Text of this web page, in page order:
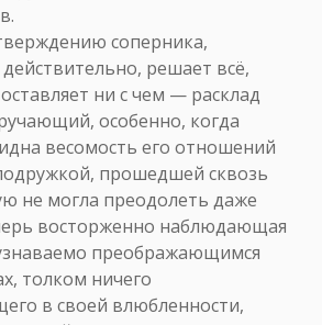
соперника,
решает всё,
ни с чем — расклад
особенно, когда
весомость его отношений
прошедшей сквозь
не могла преодолеть даже
восторженно наблюдающая
преображающимся
толком ничего
в своей влюбленности,